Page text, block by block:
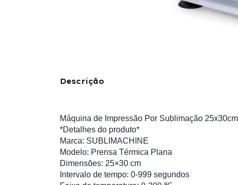
Descrição
Máquina de Impressão Por Sublimação
*Detalhes do produto*
Marca: SUBLIMACHINE
Modelo: Prensa Térmica Plana
Dimensões: 25×30 cm
Intervalo de tempo: 0-999 segundos